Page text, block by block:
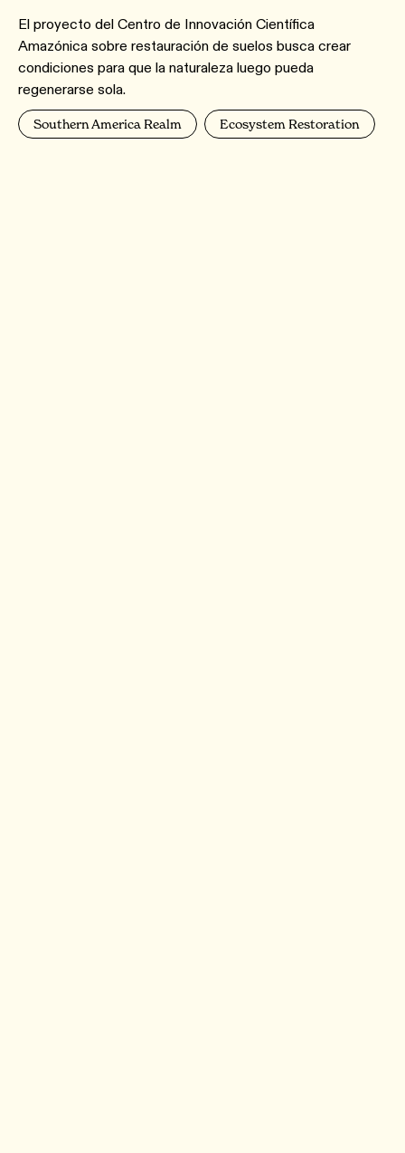
El proyecto del Centro de Innovación Científica
Amazónica sobre restauración de suelos busca crear
condiciones para que la naturaleza luego pueda
regenerarse sola.
Southern America Realm Ecosystem Restoration